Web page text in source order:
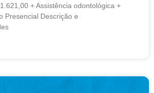
+ Assistência odontológica +
Presencial Descrição e